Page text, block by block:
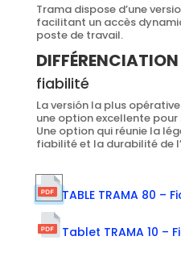
Trama dispose d’une
facilitant un accès
poste de travail.
DIFFÉRENCIATION
fiabilité
La versión la plus
une option excellente
Une option qui réunie la
fiabilité et la durabilité de
TABLE TRAMA 80 –
Tablet TRAMA 10 –